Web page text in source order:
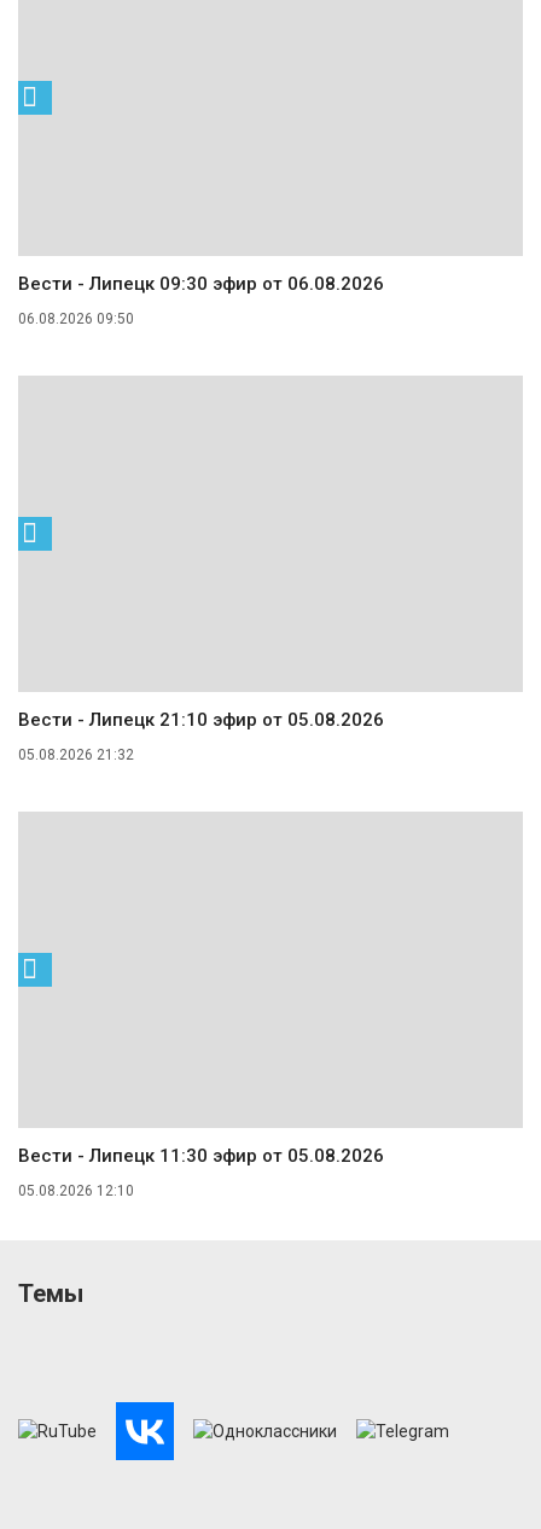
Вести - Липецк 09:30 эфир от 06.08.2026
06.08.2026 09:50
Вести - Липецк 21:10 эфир от 05.08.2026
05.08.2026 21:32
Вести - Липецк 11:30 эфир от 05.08.2026
05.08.2026 12:10
Темы